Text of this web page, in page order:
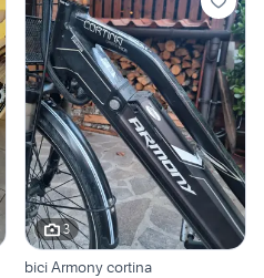
3
bici Armony cortina